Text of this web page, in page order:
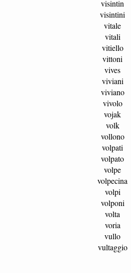
visintin
visintini
vitale
vitali
vitiello
vittoni
vives
viviani
viviano
vivolo
vojak
volk
vollono
volpati
volpato
volpe
volpecina
volpi
volponi
volta
voria
vullo
vultaggio